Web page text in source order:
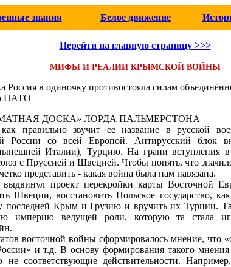
знания Белое движение
Перейти на главную страницу >>>
МИФЫ И РЕАЛИИ КРЫМСКОЙ ВОЙНЫ
Россия в одиночку противостояла силам
НАТО
ДОСКА» ЛОРДА ПАЛЬМЕРСТОНА
правильно звучит ее название в русской
России со всей Европой. Антирусский блок
Италии), Турцию. На грани вступления
с Пруссией и Швецией. Чтобы понять, что
представить - какая война была нам навязана.
проект перекройки карты Восточной
Швеции, восстановить Польское государство,
последней Крым и Грузию и вручить их Турции.
империю ведущей роли, которую та стала
восточной войны сформировалось мнение, что
и т.д. В основу формирования такого
не соответствующие действительности.